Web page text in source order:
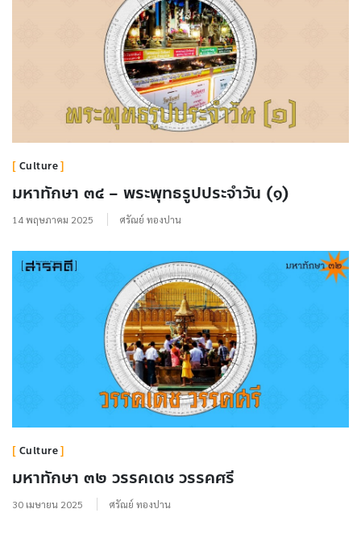
Culture
มหาทักษา ๓๔ – พระพุทธรูปประจำวัน (๑)
14 พฤษภาคม 2025 ศรัณย์ ทองปาน
Culture
มหาทักษา ๓๒ วรรคเดช วรรคศรี
30 เมษายน 2025 ศรัณย์ ทองปาน